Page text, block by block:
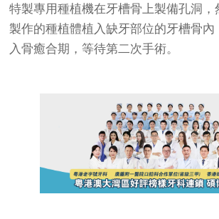
特製專用種植機在牙槽骨上製備孔洞，
製作的種植體植入缺牙部位的牙槽骨內
入骨癒合期，等待第二次手術。